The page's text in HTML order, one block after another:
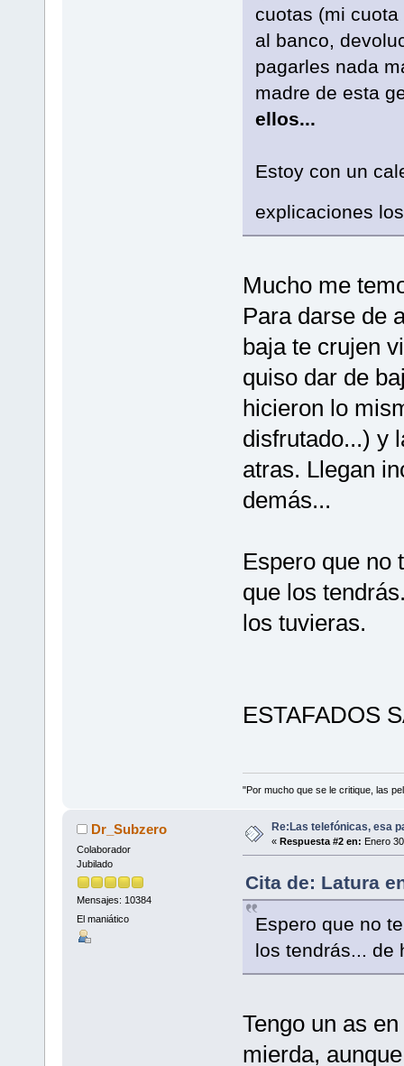
cuotas (mi
al banco,
pagarles nada
madre de esta
ellos...
Estoy con un
explicaciones
Mucho me
Para darse de
baja te crujen
quiso dar de
hicieron lo
disfrutado...) y
atras. Llegan
demás...
Espero que no
que los
los tuvieras.
ESTAFADOS
"Por mucho que se le critique, las
Dr_Subzero
Colaborador
Jubilado
Mensajes: 10384
El maniático
Re:Las telefónicas, esa
« Respuesta #2 en: Enero
Cita de: Latura
Espero que no
los tendrás... de
Tengo un as
mierda,